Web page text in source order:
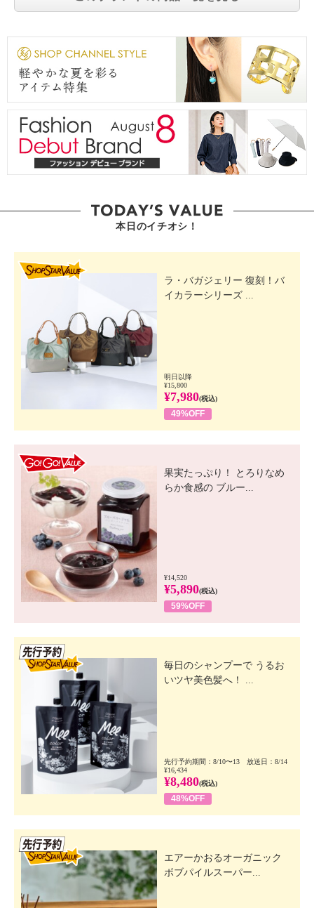
本日のイチオシ！
ラ・バガジェリー 復刻！バ
イカラーシリーズ ...
明日以降
¥15,800
¥7,980(税込)
49%OFF
果実たっぷり！ とろりなめ
らか食感の ブルー...
¥14,520
¥5,890(税込)
59%OFF
毎日のシャンプーで うるお
いツヤ美色髪へ！ ...
先行予約期間：8/10〜13 放送日：8/14
¥16,434
¥8,480(税込)
48%OFF
エアーかおるオーガニック
ボブパイルスーパー...